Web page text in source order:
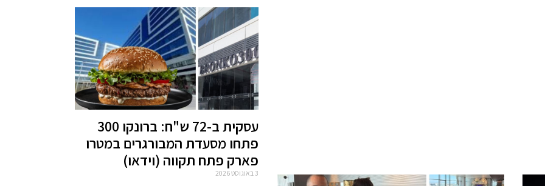
עסקית ב-72 ש"ח: ברונקו 300
פתחו מסעדת המבורגרים במטרו
פארק פתח תקווה (וידאו)
3 באוגוסט 2026